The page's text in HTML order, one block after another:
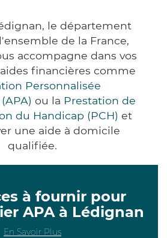
le département
de la France,
accompagne dans vos
financières comme
Personnalisée
ou la Prestation de
du Handicap (PCH) et
une aide à domicile
qualifiée.
à fournir pour
APA à Lédignan
En Savoir Plus